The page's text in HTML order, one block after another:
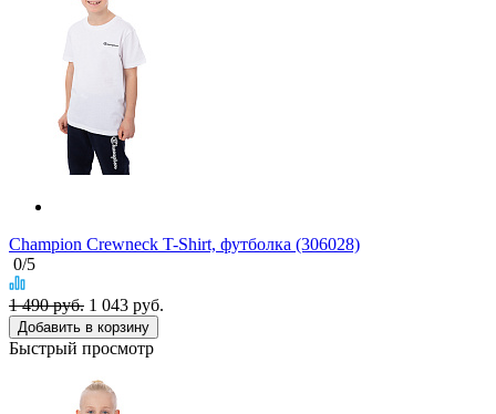
Champion Crewneck T-Shirt, футболка (306028)
0/5
1 490 руб. 1 043 руб.
Добавить в корзину
Быстрый просмотр